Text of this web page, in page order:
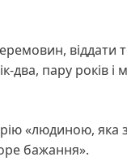
віддати
два, пару
«людиною,
бажання».